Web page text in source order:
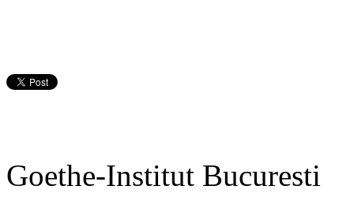
Goethe-Institut Bucuresti